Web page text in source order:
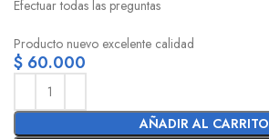
Efectuar todas las preguntas
Producto nuevo excelente calidad
$ 60.000
AÑADIR AL CARRITO